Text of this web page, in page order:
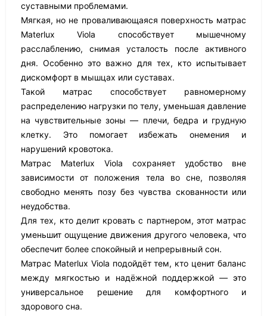
суставными проблемами.
Мягкая, но не проваливающаяся поверхность матрас
Materlux Viola способствует мышечному
расслаблению, снимая усталость после активного
дня. Особенно это важно для тех, кто испытывает
дискомфорт в мышцах или суставах.
Такой матрас способствует равномерному
распределению нагрузки по телу, уменьшая давление
на чувствительные зоны — плечи, бедра и грудную
клетку. Это помогает избежать онемения и
нарушений кровотока.
Матрас Materlux Viola сохраняет удобство вне
зависимости от положения тела во сне, позволяя
свободно менять позу без чувства скованности или
неудобства.
Для тех, кто делит кровать с партнером, этот матрас
уменьшит ощущение движения другого человека, что
обеспечит более спокойный и непрерывный сон.
Матрас Materlux Viola подойдёт тем, кто ценит баланс
между мягкостью и надёжной поддержкой — это
универсальное решение для комфортного и
здорового сна.